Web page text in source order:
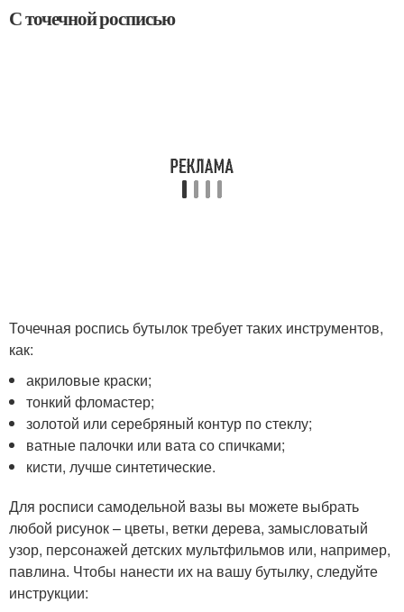
С точечной росписью
Точечная роспись бутылок требует таких инструментов,
как:
акриловые краски;
тонкий фломастер;
золотой или серебряный контур по стеклу;
ватные палочки или вата со спичками;
кисти, лучше синтетические.
Для росписи самодельной вазы вы можете выбрать
любой рисунок – цветы, ветки дерева, замысловатый
узор, персонажей детских мультфильмов или, например,
павлина. Чтобы нанести их на вашу бутылку, следуйте
инструкции: